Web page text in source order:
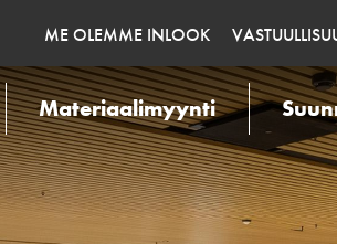
ME OLEMME INLOOK
Materiaalimyynti